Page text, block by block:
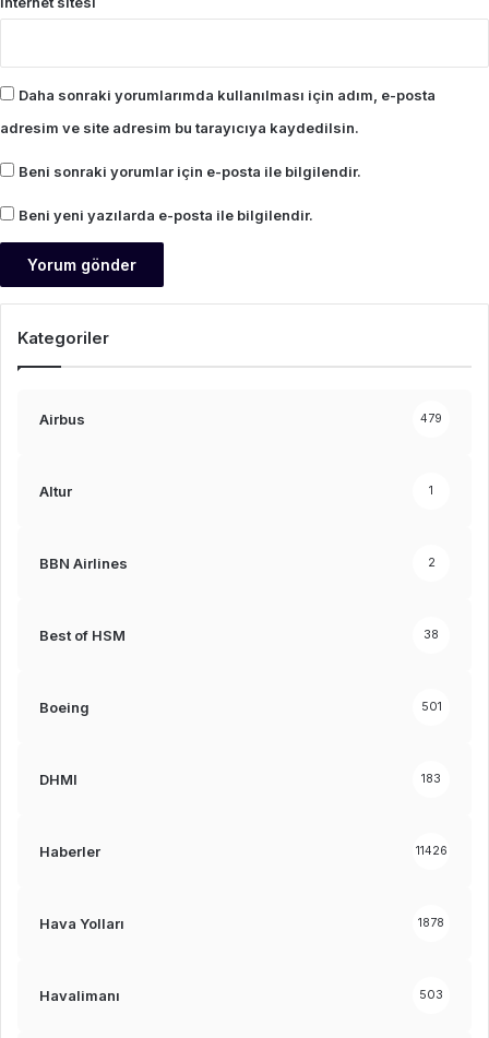
Daha sonraki yorumlarımda kullanılması için adım, e-posta
adresim ve site adresim bu tarayıcıya kaydedilsin.
Beni sonraki yorumlar için e-posta ile bilgilendir.
Beni yeni yazılarda e-posta ile bilgilendir.
Kategoriler
Airbus 479
Altur 1
BBN Airlines 2
Best of HSM 38
Boeing 501
DHMI 183
Haberler 11426
Hava Yolları 1878
Havalimanı 503